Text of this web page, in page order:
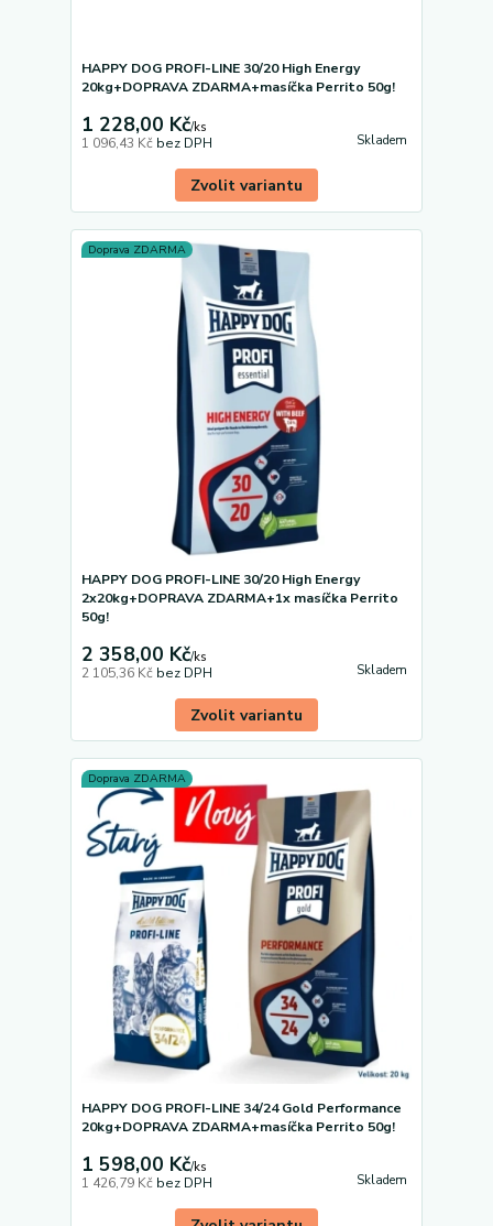
HAPPY DOG PROFI-LINE 30/20 High Energy
20kg+DOPRAVA ZDARMA+masíčka Perrito 50g!
1 228,00 Kč/ks
1 096,43 Kč bez DPH Skladem
Zvolit variantu
Doprava ZDARMA
HAPPY DOG PROFI-LINE 30/20 High Energy
2x20kg+DOPRAVA ZDARMA+1x masíčka Perrito
50g!
2 358,00 Kč/ks
2 105,36 Kč bez DPH Skladem
Zvolit variantu
Doprava ZDARMA
HAPPY DOG PROFI-LINE 34/24 Gold Performance
20kg+DOPRAVA ZDARMA+masíčka Perrito 50g!
1 598,00 Kč/ks
1 426,79 Kč bez DPH Skladem